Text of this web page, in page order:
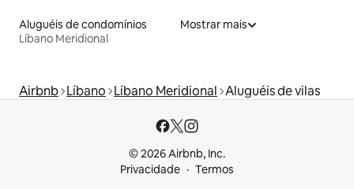
Aluguéis de condomínios
Líbano Meridional
Mostrar mais
Airbnb Líbano Líbano Meridional Aluguéis de vilas
© 2026 Airbnb, Inc.
Privacidade
Termos